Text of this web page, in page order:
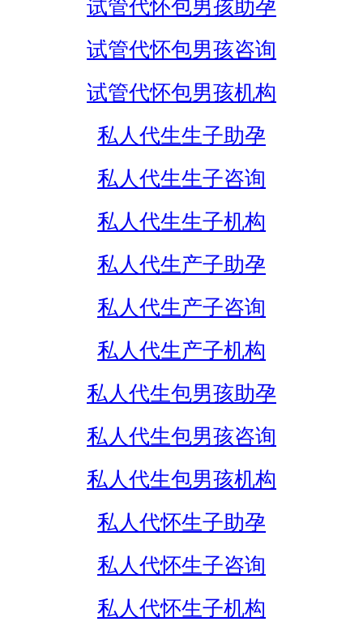
试管代怀包男孩助孕
试管代怀包男孩咨询
试管代怀包男孩机构
私人代生生子助孕
私人代生生子咨询
私人代生生子机构
私人代生产子助孕
私人代生产子咨询
私人代生产子机构
私人代生包男孩助孕
私人代生包男孩咨询
私人代生包男孩机构
私人代怀生子助孕
私人代怀生子咨询
私人代怀生子机构